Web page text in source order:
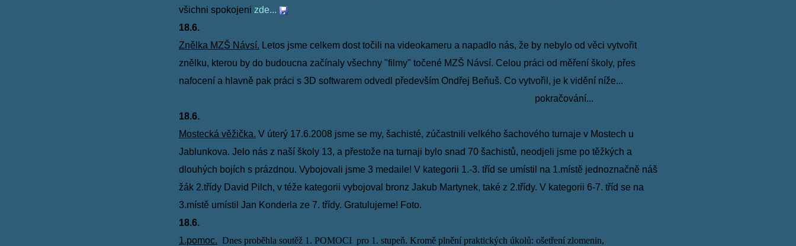
všichni spokojeni zde...
18.6.
Znělka MZŠ Návsí. Letos jsme celkem dost točili na videokameru a napadlo nás, že by nebylo od věci vytvořit
znělku, kterou by do budoucna začínaly všechny "filmy" točené MZŠ Návsí. Celou práci od měření školy, přes
nafocení a hlavně pak práci s 3D softwarem odvedl především Ondřej Beňuš. Co vytvořil, je k vidění níže...
pokračování...
18.6.
Mostecká věžička. V úterý 17.6.2008 jsme se my, šachisté, zúčastnili velkého šachového turnaje v Mostech u
Jablunkova. Jelo nás z naší školy 13, a přestože na turnaji bylo snad 70 šachistů, neodjeli jsme po těžkých a
dlouhých bojích s prázdnou. Vybojovali jsme 3 medaile! V kategorii 1.-3. tříd se umístil na 1.místě jednoznačně náš
žák 2.třídy David Pilch, v téže kategorii vybojoval bronz Jakub Martynek, také z 2.třídy. V kategorii 6-7. tříd se na
3.místě umístil Jan Konderla ze 7. třídy. Gratulujeme! Foto.
18.6.
1.pomoc. Dnes proběhla soutěž 1. POMOCI pro 1. stupeň. Kromě plnění praktických úkolů: ošetření zlomenin,